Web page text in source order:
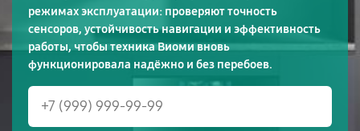
режимах эксплуатации: проверяют точность
сенсоров, устойчивость навигации и эффективность
работы, чтобы техника Виоми вновь
функционировала надёжно и без перебоев.